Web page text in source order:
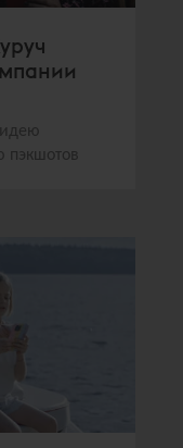
пэкшотов